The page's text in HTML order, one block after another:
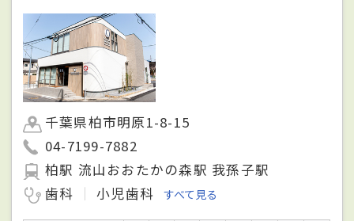
千葉県柏市明原1-8-15
04-7199-7882
柏駅 流山おおたかの森駅 我孫子駅
歯科
小児歯科 すべて見る